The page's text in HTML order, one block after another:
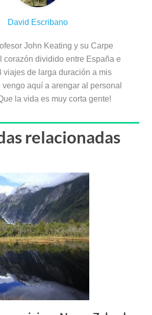
David Escribano
John Keating y su Carpe
corazón dividido entre España e
viajes de larga duración a mis
aquí a arengar al personal
la vida es muy corta gente!
relacionadas